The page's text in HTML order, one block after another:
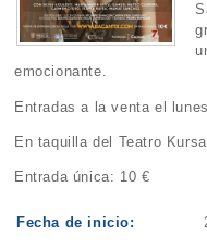
emocionante.
Entradas a la venta el
En taquilla del Teatro
Entrada única: 10 €
Fecha de inicio: